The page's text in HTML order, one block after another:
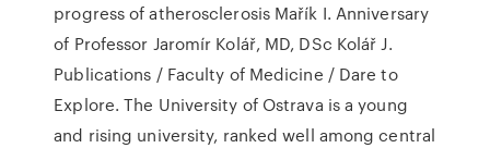
progress of atherosclerosis Mařík I. Anniversary
of Professor Jaromír Kolář, MD, DSc Kolář J.
Publications / Faculty of Medicine / Dare to
Explore. The University of Ostrava is a young
and rising university, ranked well among central